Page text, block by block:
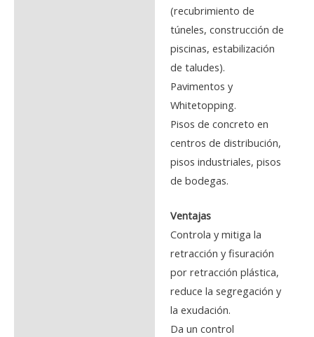
(recubrimiento de
túneles, construcción de
piscinas, estabilización
de taludes).
Pavimentos y
Whitetopping.
Pisos de concreto en
centros de distribución,
pisos industriales, pisos
de bodegas.
Ventajas
Controla y mitiga la
retracción y fisuración
por retracción plástica,
reduce la segregación y
la exudación.
Da un control